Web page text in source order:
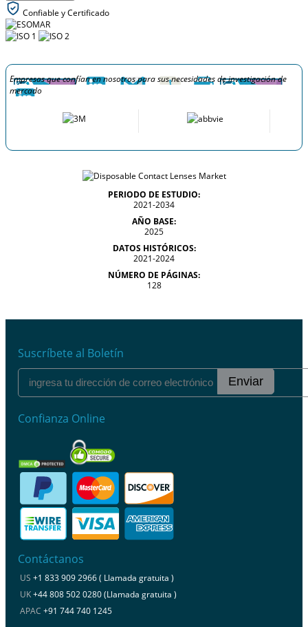
Confiable y Certificado
Empresas que confían en nosotros para sus necesidades de investigación de
mercado
PERIODO DE ESTUDIO:
2021-2034
AÑO BASE:
2025
DATOS HISTÓRICOS:
2021-2024
NÚMERO DE PÁGINAS:
128
Suscríbete al Boletín
Enviar
Confianza Online
Contáctanos
US +1 833 909 2966 ( Llamada gratuita )
UK+44 808 502 0280 (Llamada gratuita )
APAC +91 744 740 1245